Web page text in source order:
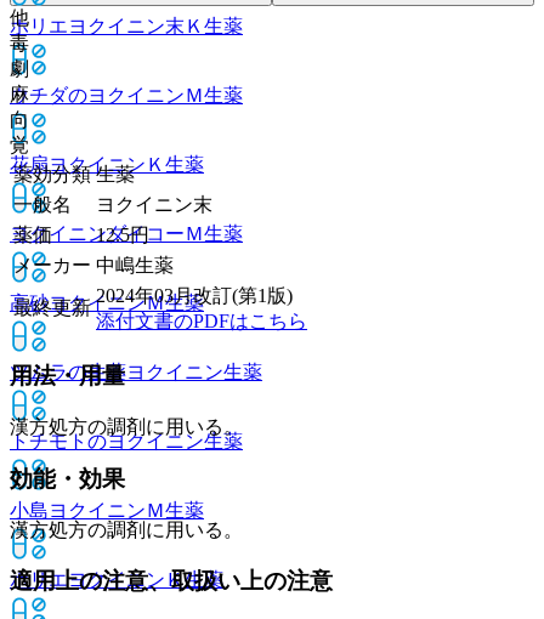
ホリエヨクイニン末Ｋ 生薬
ウチダのヨクイニンＭ生薬
花扇ヨクイニンＫ 生薬
ヨクイニンダイコーＭ生薬
高砂ヨクイニンＭ生薬
ツムラの生薬ヨクイニン生薬
トチモトのヨクイニン生薬
小島ヨクイニンＭ生薬
ホリエヨクイニンＫ生薬
他
毒
劇
麻
向
覚
薬効分類 生薬
一般名
ヨクイニン末
薬価
12.5円
メーカー 中嶋生薬
最終更新
2024年03月改訂(第1版)
添付文書のPDFはこちら
用法・用量
漢方処方の調剤に用いる。
効能・効果
漢方処方の調剤に用いる。
適用上の注意、取扱い上の注意